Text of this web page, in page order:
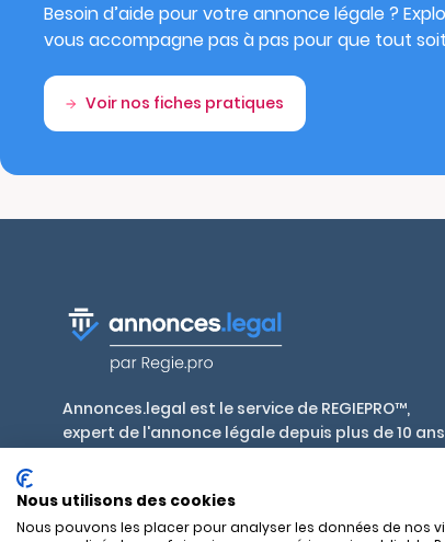
Besoin d’aide pour votre annonce légale ?
vous accompagne pas à pas pour que tout
Voir nos fiches pratiques
Annonces.legal est le service de REGIEPRO™,
expert de l'annonce légale depuis plus de 10
habilités en France et outre-mer.
Nous utilisons des cookies
Nous pouvons les placer pour analyser les données de